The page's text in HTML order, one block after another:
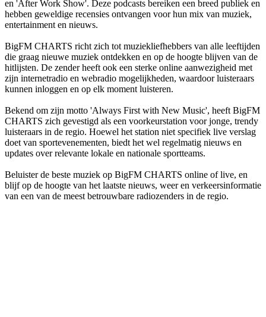
en 'After Work Show'. Deze podcasts bereiken een breed publiek en
hebben geweldige recensies ontvangen voor hun mix van muziek,
entertainment en nieuws.
BigFM CHARTS richt zich tot muziekliefhebbers van alle leeftijden
die graag nieuwe muziek ontdekken en op de hoogte blijven van de
hitlijsten. De zender heeft ook een sterke online aanwezigheid met
zijn internetradio en webradio mogelijkheden, waardoor luisteraars
kunnen inloggen en op elk moment luisteren.
Bekend om zijn motto 'Always First with New Music', heeft BigFM
CHARTS zich gevestigd als een voorkeurstation voor jonge, trendy
luisteraars in de regio. Hoewel het station niet specifiek live verslag
doet van sportevenementen, biedt het wel regelmatig nieuws en
updates over relevante lokale en nationale sportteams.
Beluister de beste muziek op BigFM CHARTS online of live, en
blijf op de hoogte van het laatste nieuws, weer en verkeersinformatie
van een van de meest betrouwbare radiozenders in de regio.